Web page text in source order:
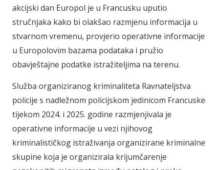
akcijski dan Europol je u Francusku uputio
stručnjaka kako bi olakšao razmjenu informacija u
stvarnom vremenu, provjerio operativne informacije
u Europolovim bazama podataka i pružio
obavještajne podatke istražiteljima na terenu.
Služba organiziranog kriminaliteta Ravnateljstva
policije s nadležnom policijskom jedinicom Francuske
tijekom 2024. i 2025. godine razmjenjivala je
operativne informacije u vezi njihovog
kriminalističkog istraživanja organizirane kriminalne
skupine koja je organizirala krijumčarenje